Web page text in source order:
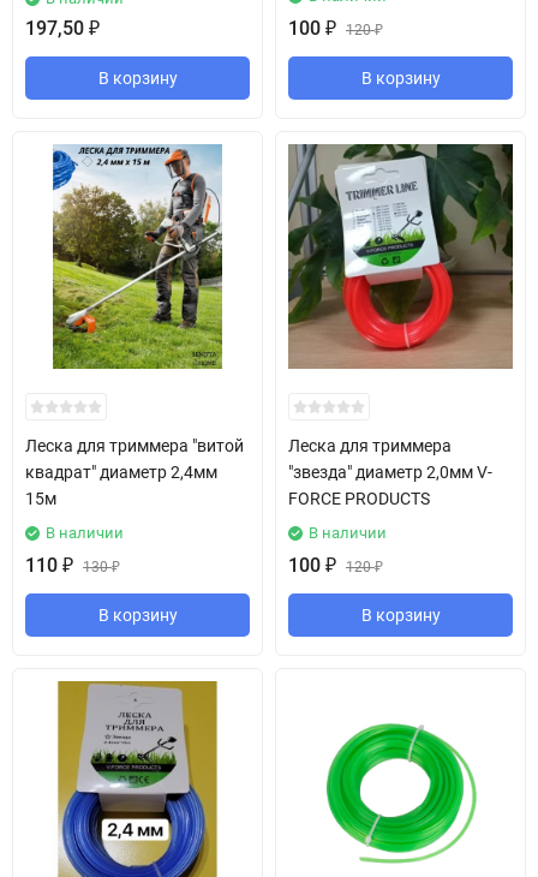
197,50 ₽
В корзину
100 ₽ 120₽
В корзину
Леска для триммера "витой
квадрат" диаметр 2,4мм
15м
В наличии
110 ₽ 130₽
В корзину
Леска для триммера
"звезда" диаметр 2,0мм V-
FORCE PRODUCTS
В наличии
100 ₽ 120₽
В корзину